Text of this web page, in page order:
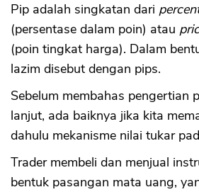
Pip adalah singkatan dari
(persentase dalam poin) atau
(poin tingkat harga). Dalam
lazim disebut dengan pips.
Sebelum membahas pengertian
lanjut, ada baiknya jika kita
dahulu mekanisme nilai tukar
Trader membeli dan menjual
bentuk pasangan mata uang,